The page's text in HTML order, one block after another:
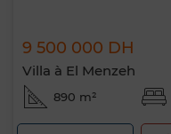
9 500 000 DH
Villa à El Menzeh
890 m²